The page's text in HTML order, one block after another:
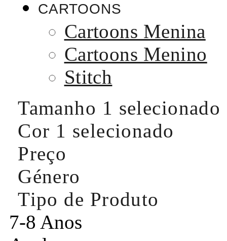
CARTOONS
Cartoons Menina
Cartoons Menino
Stitch
Tamanho 1 selecionado
Cor 1 selecionado
Preço
Género
Tipo de Produto
7-8 Anos